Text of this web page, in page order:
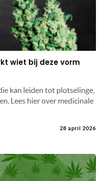
wiet bij deze vorm
kan leiden tot plotselinge,
Lees hier over medicinale
28 april 2026